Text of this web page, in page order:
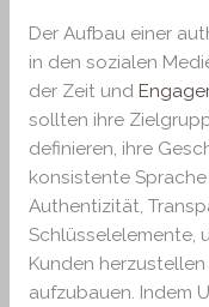
Der Aufbau einer
in den sozialen
der Zeit und
sollten ihre
definieren, ihre
konsistente
Authentizität,
Schlüsselelemente,
Kunden
aufzubauen. Indem